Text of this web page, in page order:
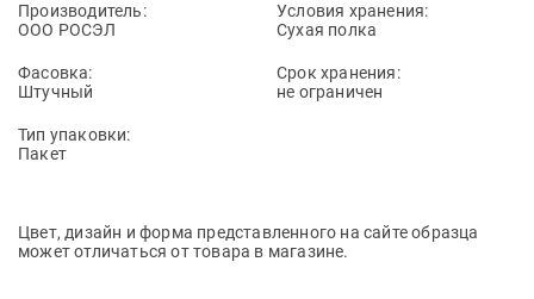
Производитель:
ООО РОСЭЛ
Фасовка:
Штучный
Тип упаковки:
Пакет
Условия хранения:
Сухая полка
Срок хранения:
не ограничен
Цвет, дизайн и форма представленного на сайте образца
может отличаться от товара в магазине.